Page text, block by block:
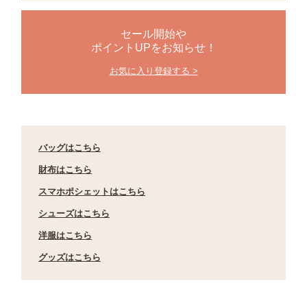
セール開始や
ポイントUPをお知らせ！
お気に入り登録する >
バッグはこちら
財布はこちら
スマホポシェットはこちら
シューズはこちら
洋服はこちら
グッズはこちら